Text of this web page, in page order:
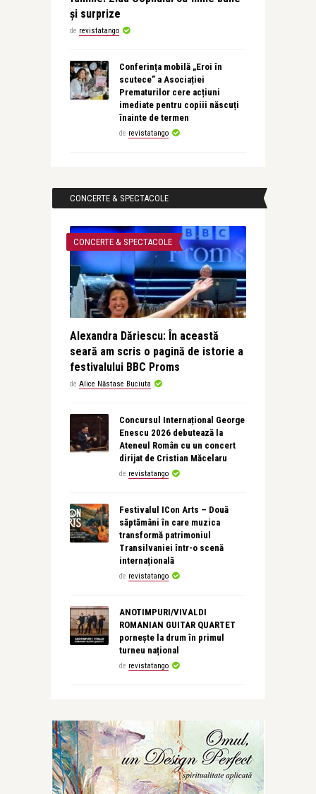
și surprize
de revistatango
Conferința mobilă „Eroi în
scutece” a Asociației
Prematurilor cere acțiuni
imediate pentru copiii născuți
înainte de termen
de revistatango
CONCERTE & SPECTACOLE
CONCERTE & SPECTACOLE
Alexandra Dăriescu: În această
seară am scris o pagină de istorie a
festivalului BBC Proms
de Alice Năstase Buciuta
Concursul Internațional George
Enescu 2026 debutează la
Ateneul Român cu un concert
dirijat de Cristian Măcelaru
de revistatango
Festivalul ICon Arts – Două
săptămâni în care muzica
transformă patrimoniul
Transilvaniei într-o scenă
internațională
de revistatango
ANOTIMPURI/VIVALDI
ROMANIAN GUITAR QUARTET
pornește la drum în primul
turneu național
de revistatango